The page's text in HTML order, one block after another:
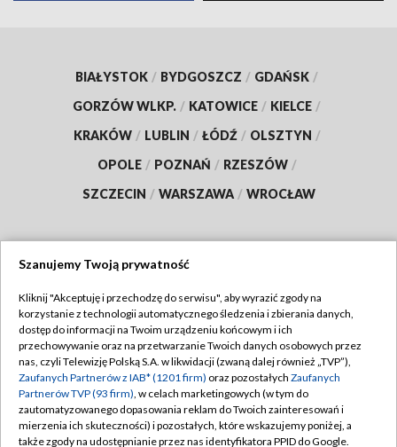
BIAŁYSTOK / BYDGOSZCZ / GDAŃSK /
GORZÓW WLKP. / KATOWICE / KIELCE /
KRAKÓW / LUBLIN / ŁÓDŹ / OLSZTYN /
OPOLE / POZNAŃ / RZESZÓW /
SZCZECIN / WARSZAWA / WROCŁAW
TVP
Abonament TVP
Emisja w TVP
Centrum informacji TVP
Naziemna Telewizja Cyfrowa
Regulamin TVP
Polityka prywatności
Moje zgody
Pomoc
Szanujemy Twoją prywatność
Kliknij "Akceptuję i przechodzę do serwisu", aby wyrazić zgody na
korzystanie z technologii automatycznego śledzenia i zbierania danych,
dostęp do informacji na Twoim urządzeniu końcowym i ich
przechowywanie oraz na przetwarzanie Twoich danych osobowych przez
nas, czyli Telewizję Polską S.A. w likwidacji (zwaną dalej również „TVP”),
Zaufanych Partnerów z IAB* (1201 firm) oraz pozostałych Zaufanych
Partnerów TVP (93 firm), w celach marketingowych (w tym do
zautomatyzowanego dopasowania reklam do Twoich zainteresowań i
mierzenia ich skuteczności) i pozostałych, które wskazujemy poniżej, a
także zgody na udostępnianie przez nas identyfikatora PPID do Google.